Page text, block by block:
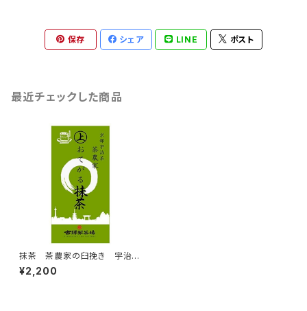
保存 シェア LINE ポスト
最近チェックした商品
抹茶 茶農家の臼挽き 宇治抹
茶 上おてがる抹茶 100ｇ
¥2,200